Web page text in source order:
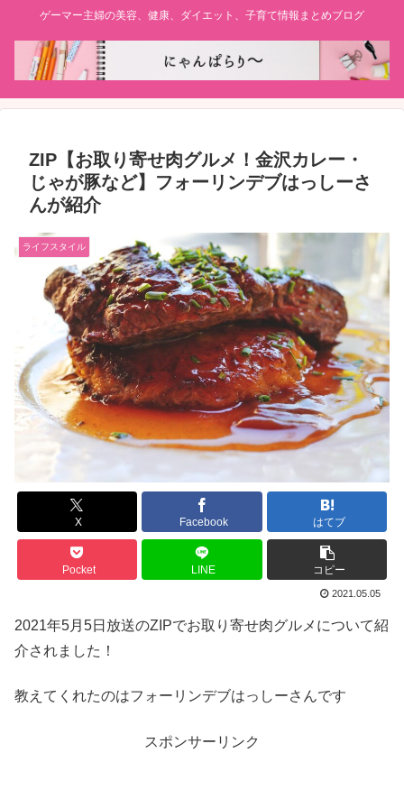
ゲーマー主婦の美容、健康、ダイエット、子育て情報まとめブログ
ZIP【お取り寄せ肉グルメ！金沢カレー・
じゃが豚など】フォーリンデブはっしーさ
んが紹介
ライフスタイル
X Facebook はてブ
Pocket LINE コピー
2021.05.05
2021年5月5日放送のZIPでお取り寄せ肉グルメについて紹
介されました！
教えてくれたのはフォーリンデブはっしーさんです
スポンサーリンク